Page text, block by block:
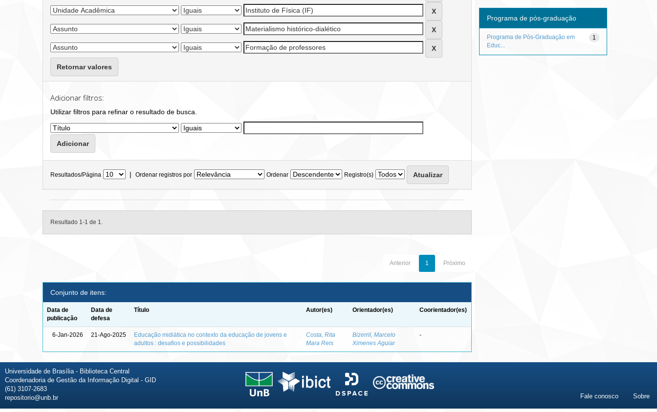
Retornar valores
Adicionar filtros:
Utilizar filtros para refinar o resultado de busca.
Resultados/Página | Ordenar registros por Ordenar Registro(s)
Resultado 1-1 de 1.
Anterior 1 Próximo
Conjunto de itens:
Data de
publicação
Data de
defesa
Título Autor(es) Orientador(es) Coorientador(es)
6-Jan-2026 21-Ago-2025
Educação midiática no contexto da educação de jovens e
adultos : desafios e possibilidades
Costa, Rita
Mara Reis
Bizerril, Marcelo
Ximenes Aguiar
-
Programa de pós-graduação
1
Programa de Pós-Graduação em
Educ...
Universidade de Brasília - Biblioteca Central
Coordenadoria de Gestão da Informação Digital - GID
(61) 3107-2683
repositorio@unb.br
Fale conosco Sobre